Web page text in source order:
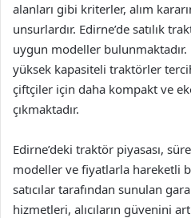
alanları gibi kriterler, alım
unsurlardır. Edirne’de satılık
uygun modeller
yüksek kapasiteli traktörler
çiftçiler için daha kompakt ve
çıkmaktadır.
Edirne’deki traktör piyasası,
modeller ve fiyatlarla hareketli
satıcılar tarafından sunulan
hizmetleri, alıcıların güvenini